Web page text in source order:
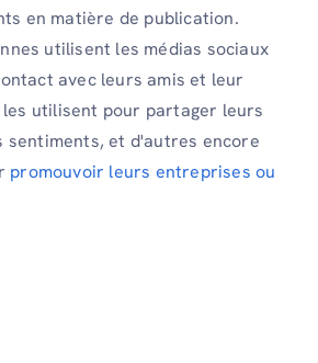
en matière de publication.
utilisent les médias sociaux
avec leurs amis et leur
utilisent pour partager leurs
sentiments, et d'autres encore
promouvoir leurs entreprises ou